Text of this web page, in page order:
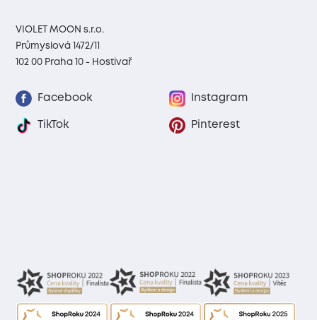
VIOLET MOON s.r.o.
Průmyslová 1472/11
102 00 Praha 10 - Hostivař
Facebook Instagram
TikTok Pinterest